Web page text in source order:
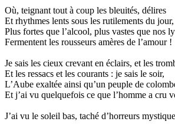
Où, teignant tout à coup les bleuités, délires
Et rhythmes lents sous les rutilements du jour,
Plus fortes que l’alcool, plus vastes que nos
Fermentent les rousseurs amères de l’amour !
Je sais les cieux crevant en éclairs, et les
Et les ressacs et les courants : je sais le soir,
L’Aube exaltée ainsi qu’un peuple de
Et j’ai vu quelquefois ce que l’homme a cru
J’ai vu le soleil bas, taché d’horreurs